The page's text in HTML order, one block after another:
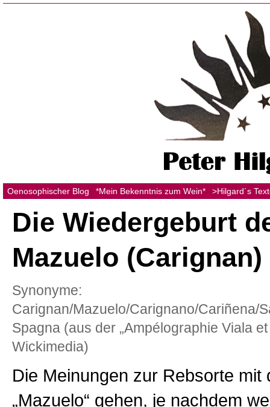
Oenosophischer Blog *Mein Bekenntnis zum Wein* >Hilgard´s
Die Wiedergeburt
Mazuelo (Carignan)
Synonyme:
Carignan/Mazuelo/Carignano/Cariñena/
Spagna (aus der „Ampélographie Viala et
Wickimedia)
Die Meinungen zur Rebsorte mit
„Mazuelo“ gehen, je nachdem